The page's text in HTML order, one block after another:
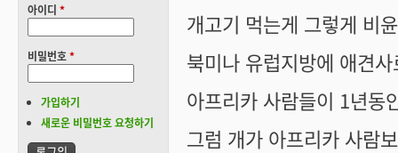
개고기 먹는게 그렇게 비
북미나 유럽지방에 애견
아프리카 사람들이 1년동
그럼 개가 아프리카 사람
아이디 *
비밀번호*
가입하기
새로운 비밀번호 요청하기